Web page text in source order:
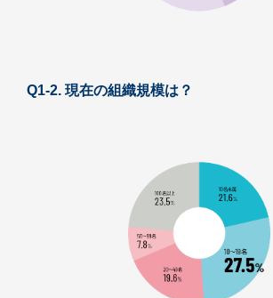
Q1-2. 現在の組織規模は？